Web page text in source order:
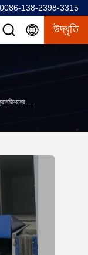
0086-138-2398-3315
উদ্ধৃতি
হাইড্রোলিক ডক লেভেলার 5T-20T